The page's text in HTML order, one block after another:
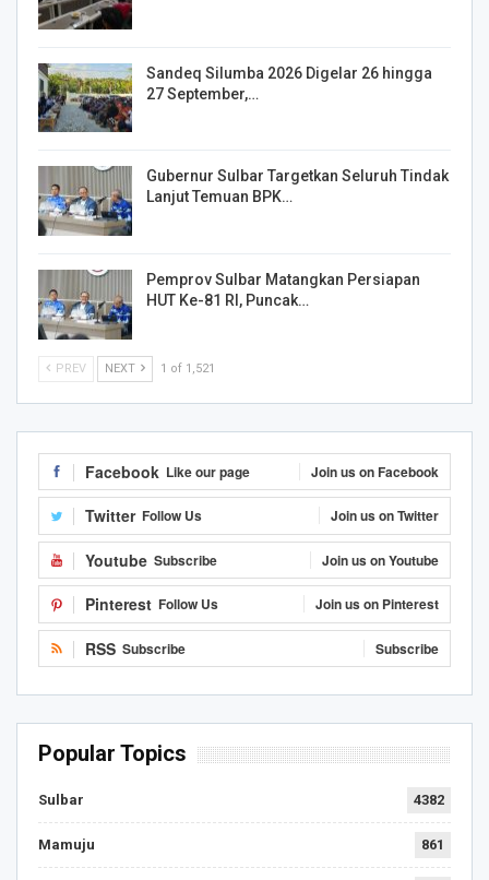
Sandeq Silumba 2026 Digelar 26 hingga
27 September,…
Gubernur Sulbar Targetkan Seluruh Tindak
Lanjut Temuan BPK…
Pemprov Sulbar Matangkan Persiapan
HUT Ke-81 RI, Puncak…
PREV NEXT 1 of 1,521
Facebook Like our page Join us on Facebook
Twitter Follow Us Join us on Twitter
Youtube Subscribe Join us on Youtube
Pinterest Follow Us Join us on Pinterest
RSS Subscribe Subscribe
Popular Topics
Sulbar 4382
Mamuju 861